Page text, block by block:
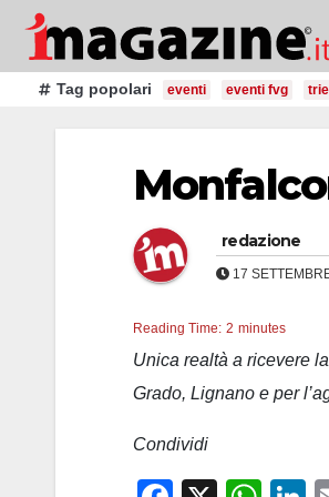
Salta
contenutoTag popolari eventi eventi fvg
redazione
17
Reading Time: 2 minutes
Unica realtà a ricevere
Grado, Lignano e per
Condividi